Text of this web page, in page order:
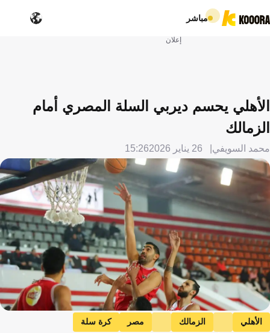
مباشر
إعلان
الأهلي يحسم ديربي السلة المصري أمام
الزمالك
محمد السويفي 26 يناير 2026 15:26
الأهلي الزمالك مصر كرة سلة